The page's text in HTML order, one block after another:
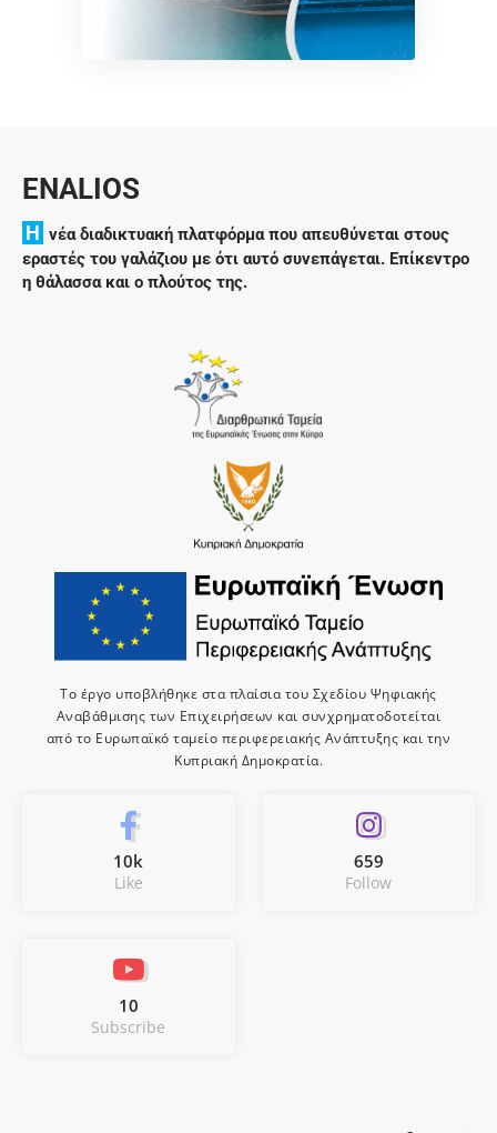
ENALIOS
H νέα διαδικτυακή πλατφόρμα που απευθύνεται στους
εραστές του γαλάζιου με ότι αυτό συνεπάγεται. Επίκεντρο
η θάλασσα και ο πλούτος της.
Το έργο υποβλήθηκε στα πλαίσια του Σχεδίου Ψηφιακής
Αναβάθμισης των Επιχειρήσεων και συνχρηματοδοτείται
από το Ευρωπαϊκό ταμείο περιφερειακής Ανάπτυξης και την
Κυπριακή Δημοκρατία.
10k
Like
659
Follow
10
Subscribe